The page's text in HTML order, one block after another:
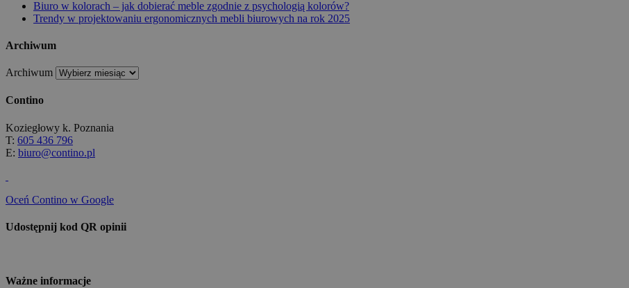
Biuro w kolorach – jak dobierać meble zgodnie z psychologią kolorów?
Trendy w projektowaniu ergonomicznych mebli biurowych na rok 2025
Archiwum
Archiwum
Contino
Koziegłowy k. Poznania
T: 605 436 796
E: biuro@contino.pl
Oceń Contino w Google
Udostępnij kod QR opinii
Ważne informacje